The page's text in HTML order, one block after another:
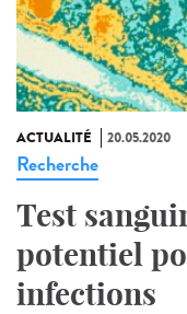
ACTUALITÉ 20.05.2020
Recherche
Test
potentiel
infections